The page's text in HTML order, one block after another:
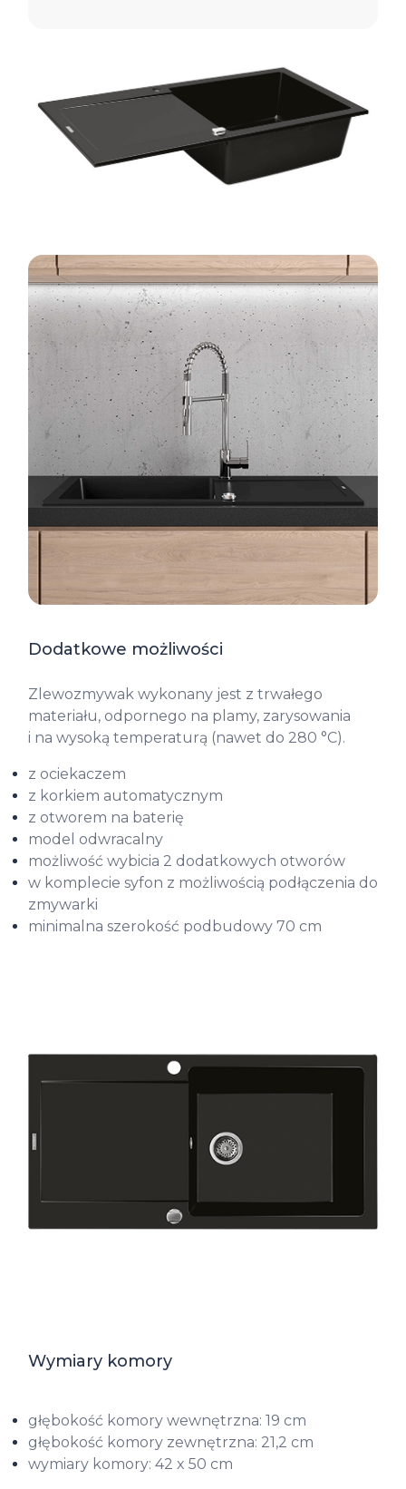
Dodatkowe możliwości
Zlewozmywak wykonany jest z trwałego
materiału, odpornego na plamy, zarysowania
i na wysoką temperaturą (nawet do 280 °C).
z ociekaczem
z korkiem automatycznym
z otworem na baterię
model odwracalny
możliwość wybicia 2 dodatkowych otworów
w komplecie syfon z możliwością podłączenia do
zmywarki
minimalna szerokość podbudowy 70 cm
Wymiary komory
głębokość komory wewnętrzna: 19 cm
głębokość komory zewnętrzna: 21,2 cm
wymiary komory: 42 x 50 cm